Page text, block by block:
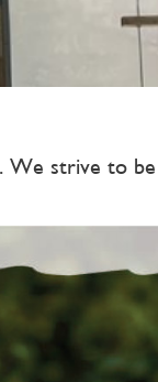
strive to be